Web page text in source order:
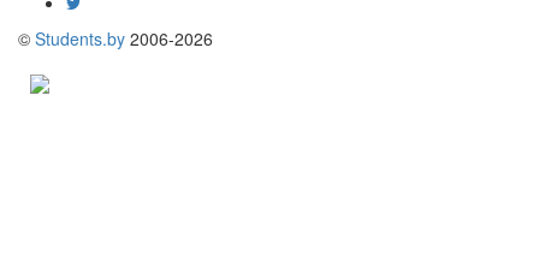
© Students.by 2006-2026